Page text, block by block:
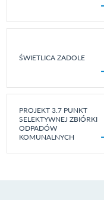
ŚWIETLICA ZADOLE
PROJEKT 3.7 PUNKT
SELEKTYWNEJ ZBIÓRKI
ODPADÓW
KOMUNALNYCH